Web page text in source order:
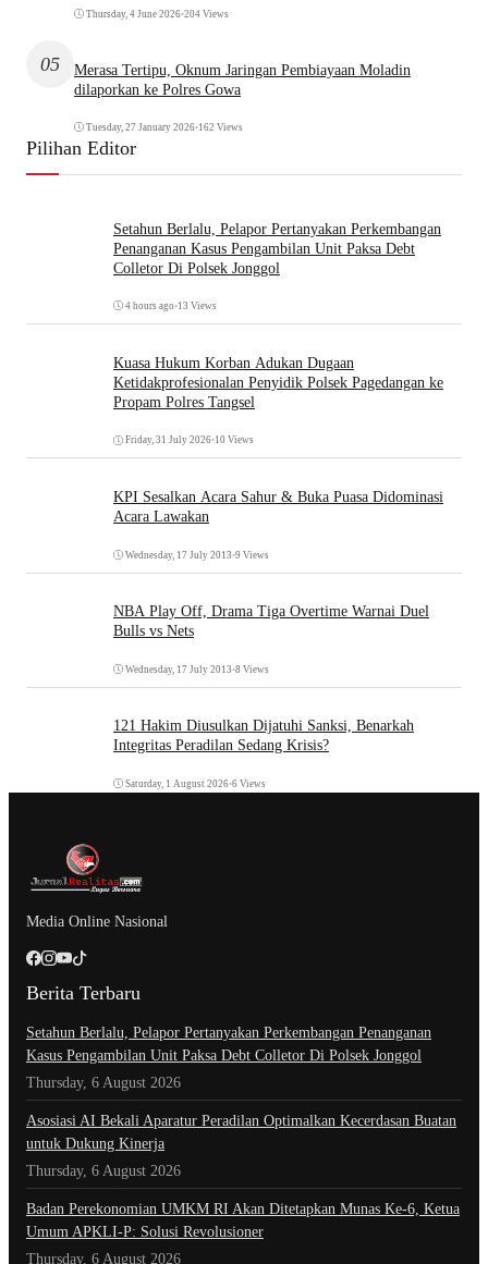
Thursday, 4 June 2026•204 Views
05
Merasa Tertipu, Oknum Jaringan Pembiayaan Moladin
dilaporkan ke Polres Gowa
Tuesday, 27 January 2026•162 Views
Pilihan Editor
Setahun Berlalu, Pelapor Pertanyakan Perkembangan
Penanganan Kasus Pengambilan Unit Paksa Debt
Colletor Di Polsek Jonggol
4 hours ago •13 Views
Kuasa Hukum Korban Adukan Dugaan
Ketidakprofesionalan Penyidik Polsek Pagedangan ke
Propam Polres Tangsel
Friday, 31 July 2026•10 Views
KPI Sesalkan Acara Sahur & Buka Puasa Didominasi
Acara Lawakan
Wednesday, 17 July 2013 •9 Views
NBA Play Off, Drama Tiga Overtime Warnai Duel
Bulls vs Nets
Wednesday, 17 July 2013 •8 Views
121 Hakim Diusulkan Dijatuhi Sanksi, Benarkah
Integritas Peradilan Sedang Krisis?
Saturday, 1 August 2026•6 Views
Media Online Nasional
Berita Terbaru
Setahun Berlalu, Pelapor Pertanyakan Perkembangan Penanganan
Kasus Pengambilan Unit Paksa Debt Colletor Di Polsek Jonggol
Thursday, 6 August 2026
Asosiasi AI Bekali Aparatur Peradilan Optimalkan Kecerdasan Buatan
untuk Dukung Kinerja
Thursday, 6 August 2026
Badan Perekonomian UMKM RI Akan Ditetapkan Munas Ke-6, Ketua
Umum APKLI-P: Solusi Revolusioner
Thursday, 6 August 2026